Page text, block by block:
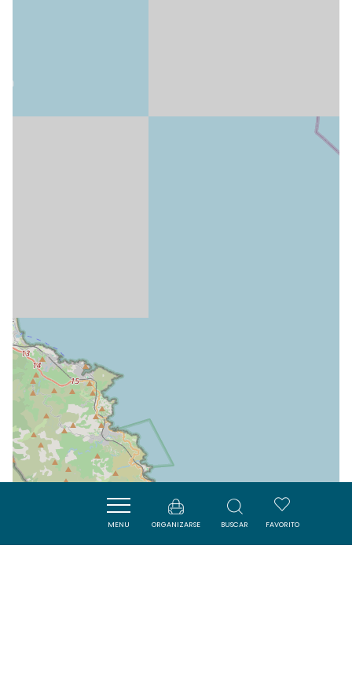
MENU ORGANIZARSE BUSCAR FAVORITO